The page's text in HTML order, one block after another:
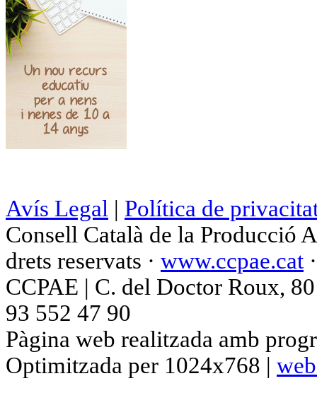
Avís Legal | Política de
Consell Català de la Producció
drets reservats · www.ccpae.cat
CCPAE | C. del Doctor Roux,
93 552 47 90
Pàgina web realitzada amb
Optimitzada per 1024x768 |